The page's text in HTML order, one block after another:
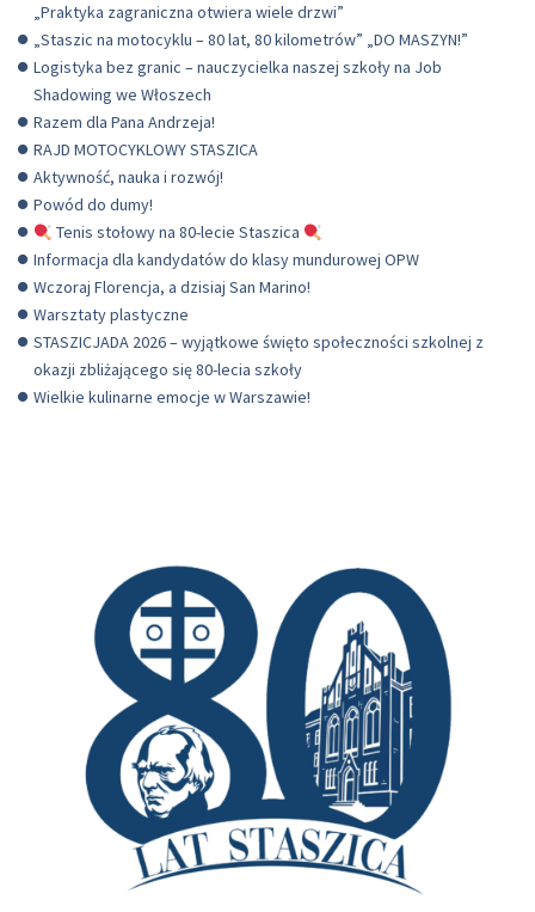
„Praktyka zagraniczna otwiera wiele drzwi”
„Staszic na motocyklu – 80 lat, 80 kilometrów” „DO MASZYN!”
Logistyka bez granic – nauczycielka naszej szkoły na Job
Shadowing we Włoszech
Razem dla Pana Andrzeja!
RAJD MOTOCYKLOWY STASZICA
Aktywność, nauka i rozwój!
Powód do dumy!
Tenis stołowy na 80-lecie Staszica
Informacja dla kandydatów do klasy mundurowej OPW
Wczoraj Florencja, a dzisiaj San Marino!
Warsztaty plastyczne
STASZICJADA 2026 – wyjątkowe święto społeczności szkolnej z
okazji zbliżającego się 80-lecia szkoły
Wielkie kulinarne emocje w Warszawie!